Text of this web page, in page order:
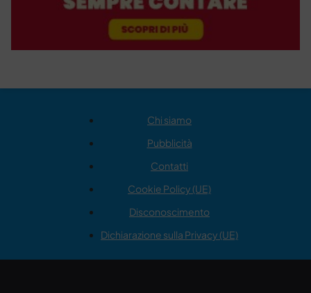
Chi siamo
Pubblicità
Contatti
Cookie Policy (UE)
Disconoscimento
Dichiarazione sulla Privacy (UE)